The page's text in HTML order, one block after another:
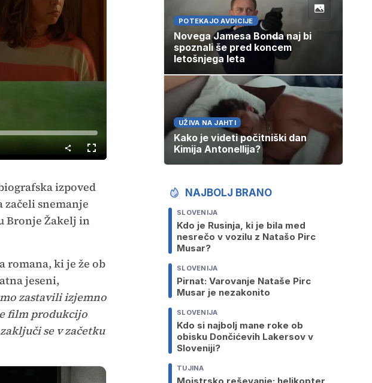
Celozaslonski
način
izpoved
začeli snemanje
Bronje Žakelj in
romana, ki je že ob
jeseni,
zastavili izjemno
film produkcijo
se v začetku
POTEKAJO AVDICIJE
Novega Jamesa Bonda naj bi
spoznali še pred koncem
letošnjega leta
UŽIVA NA JAHTI
Kako je videti počitniški dan
Kimija Antonellija?
NAJBOLJ BRANO
SLOVENIJA
Kdo je Rusinja, ki je bila med
nesrečo v vozilu z Natašo Pirc
Musar?
SLOVENIJA
Pirnat: Varovanje Nataše Pirc
Musar je nezakonito
SLOVENIJA
Kdo si najbolj mane roke ob
obisku Dončićevih Lakersov v
Sloveniji?
TUJINA